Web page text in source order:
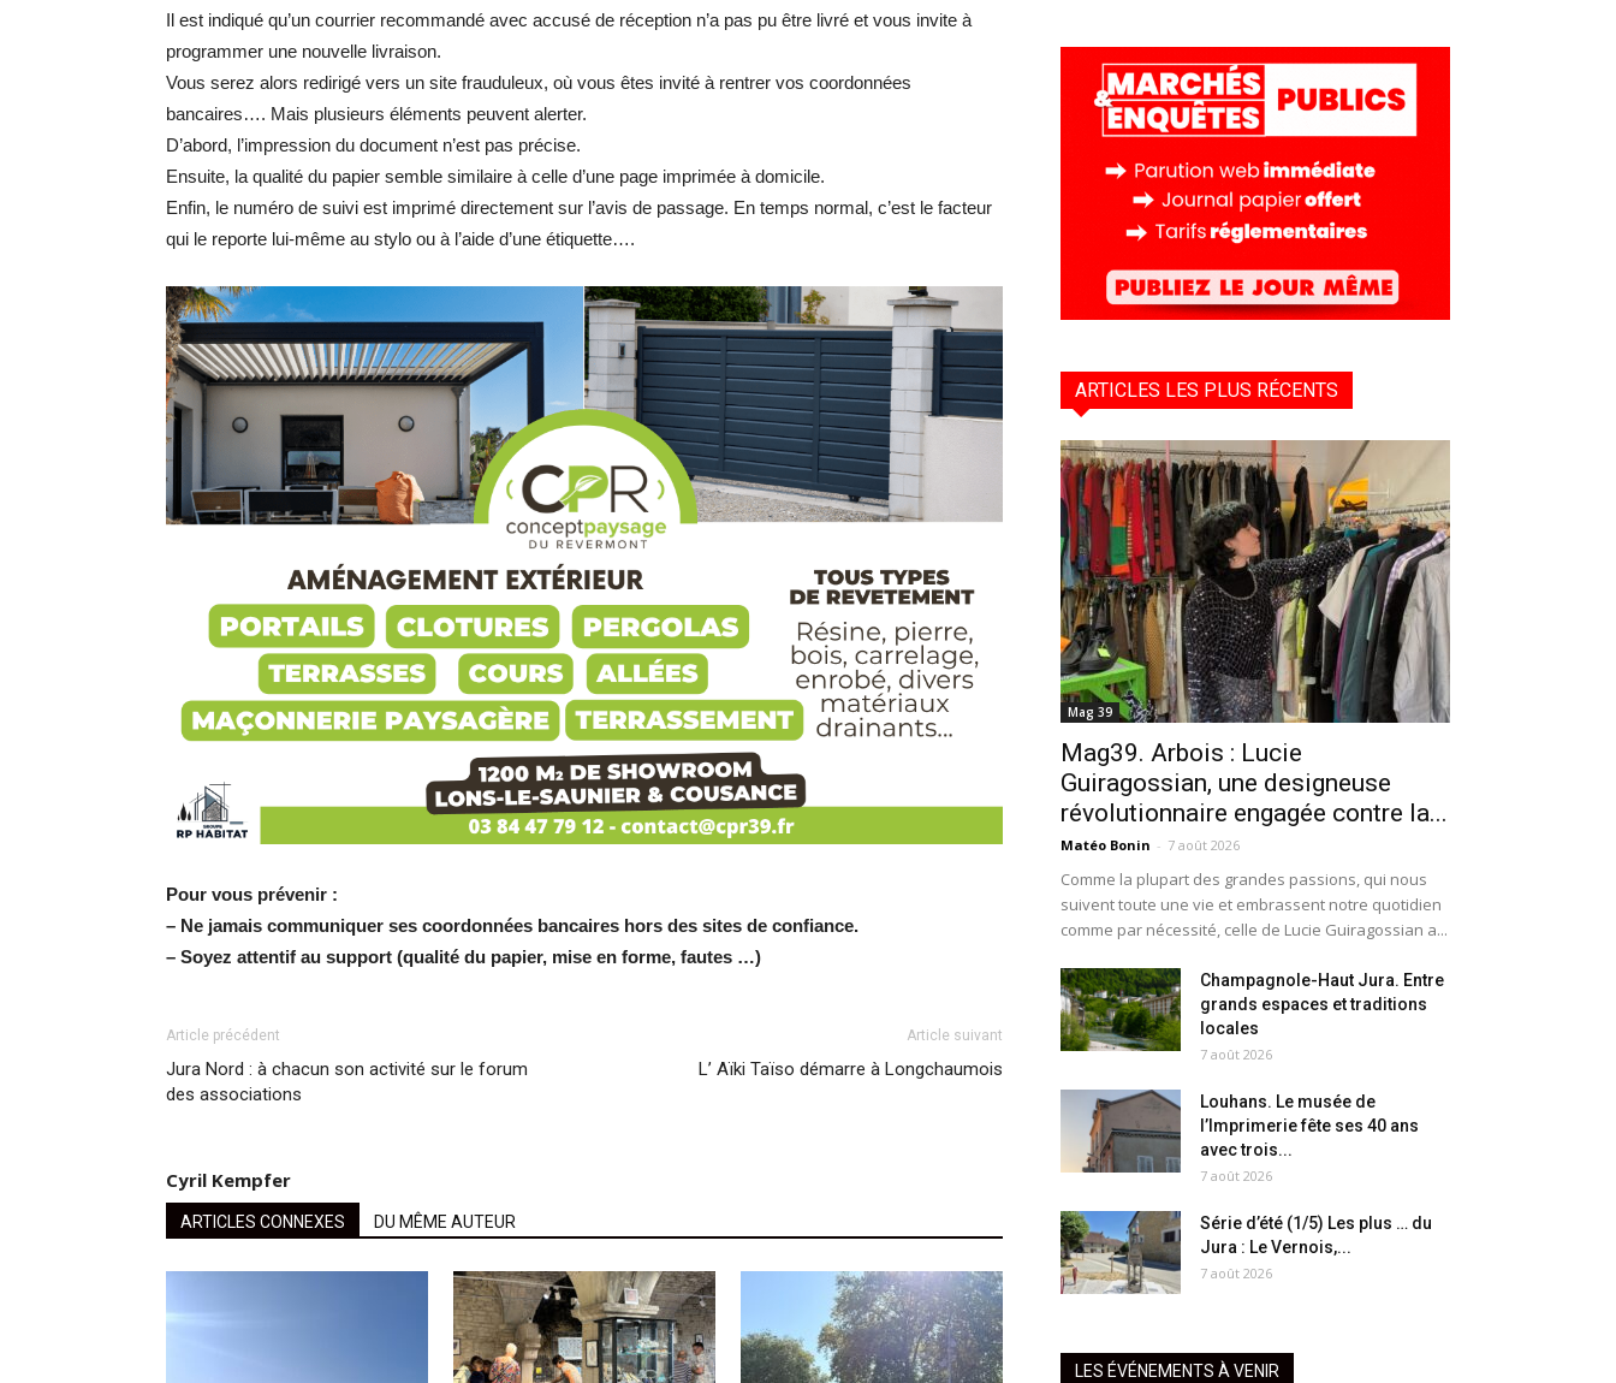
Hebdo39
Il est indiqué qu’un courrier recommandé avec accusé de réception n’a pas pu être livré et vous invite à
programmer une nouvelle livraison.
Vous serez alors redirigé vers un site frauduleux, où vous êtes invité à rentrer vos coordonnées
bancaires…. Mais plusieurs éléments peuvent alerter.
D’abord, l’impression du document n’est pas précise.
Ensuite, la qualité du papier semble similaire à celle d’une page imprimée à domicile.
Enfin, le numéro de suivi est imprimé directement sur l’avis de passage. En temps normal, c’est le facteur
qui le reporte lui-même au stylo ou à l’aide d’une étiquette….
Pour vous prévenir :
– Ne jamais communiquer ses coordonnées bancaires hors des sites de confiance.
– Soyez attentif au support (qualité du papier, mise en forme, fautes …)
Article précédent
Jura Nord : à chacun son activité sur le forum
des associations
Article suivant
L’ Aïki Taïso démarre à Longchaumois
Cyril Kempfer
ARTICLES CONNEXES DU MÊME AUTEUR
ARTICLES LES PLUS RÉCENTS
Mag 39
Mag39. Arbois : Lucie
Guiragossian, une designeuse
révolutionnaire engagée contre la...
Matéo Bonin - 7 août 2026
Comme la plupart des grandes passions, qui nous
suivent toute une vie et embrassent notre quotidien
comme par nécessité, celle de Lucie Guiragossian a...
Champagnole-Haut Jura. Entre
grands espaces et traditions
locales
7 août 2026
Louhans. Le musée de
l’Imprimerie fête ses 40 ans
avec trois...
7 août 2026
Série d’été (1/5) Les plus … du
Jura : Le Vernois,...
7 août 2026
LES ÉVÉNEMENTS À VENIR